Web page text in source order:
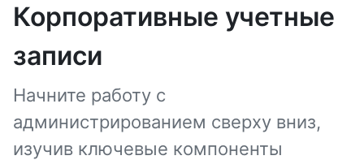
Корпоративные учетные
записи
Начните работу с
администрированием сверху вниз,
изучив ключевые компоненты